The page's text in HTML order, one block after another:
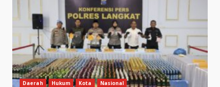
Daerah Hukum Kota Nasional